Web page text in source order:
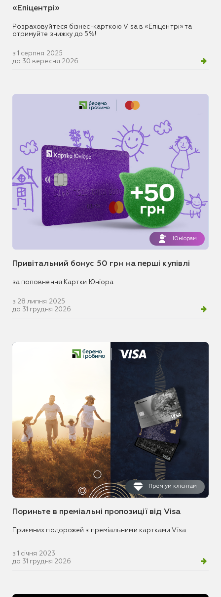
«Епіцентрі»
Розраховуйтеся бізнес-карткою Visa в «Епіцентрі» та
отримуйте знижку до 5%!
з 1 серпня 2025
до 30 вересня 2026
Юніорам
Привітальний бонус 50 грн на перші купівлі
за поповнення Картки Юніора
з 28 липня 2025
до 31 грудня 2026
Преміум клієнтам
Пориньте в преміальні пропозиції від Visa
Приємних подорожей з преміальними картками Visa
з 1 січня 2023
до 31 грудня 2026